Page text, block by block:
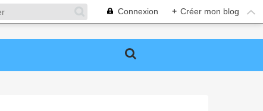
Connexion + Créer mon blog